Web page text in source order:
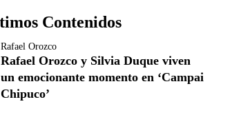
Contenidos
Rafael Orozco
Rafael Orozco y Silvia Duque viven
un emocionante momento en ‘Campai
Chipuco’